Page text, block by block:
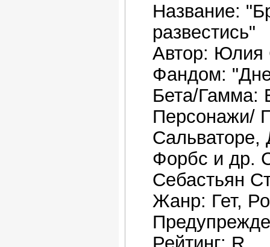
Название:
развестись"
Автор: Юлия
Фандом:
Бета/Гамма:
Персонажи/
Сальваторе,
Форбс и др.
Себастьян
Жанр: Гет,